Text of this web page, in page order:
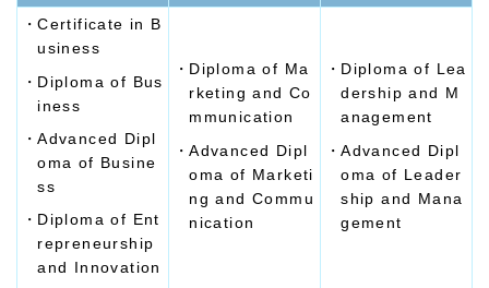
Certificate in B
usiness
Diploma of Bus
iness
Advanced Dipl
oma of Busine
ss
Diploma of Ent
repreneurship
and Innovation
Diploma of Ma
rketing and Co
mmunication
Advanced Dipl
oma of Marketi
ng and Commu
nication
Diploma of Lea
dership and M
anagement
Advanced Dipl
oma of Leader
ship and Mana
gement